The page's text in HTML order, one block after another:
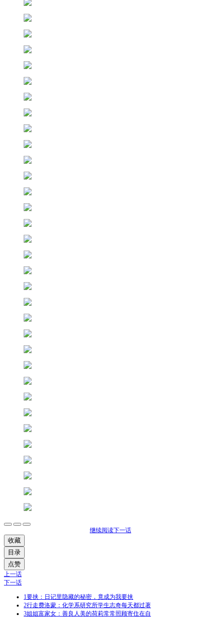
继续阅读下一话
收藏
目录
点赞
上一话
下一话
1要挟：日记里隐藏的秘密，竟成为我要挟
2行走费洛蒙：化学系研究所学生志奇每天都过著
3姐姐富家女：善良人美的荷莉常常照顾寄住在自